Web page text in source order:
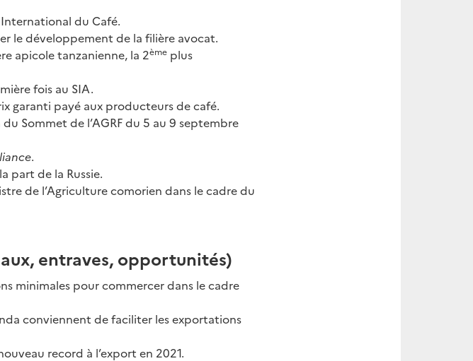
International du Café.
le développement de la filière avocat.
apicole tanzanienne, la 2ème plus
fois au SIA.
garanti payé aux producteurs de café.
Sommet de l’AGRF du 5 au 9 septembre
.
part de la Russie.
de l’Agriculture comorien dans le cadre du
entraves, opportunités)
minimales pour commercer dans le cadre
conviennent de faciliter les exportations
record à l’export en 2021.